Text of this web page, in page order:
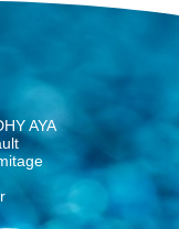
AYA